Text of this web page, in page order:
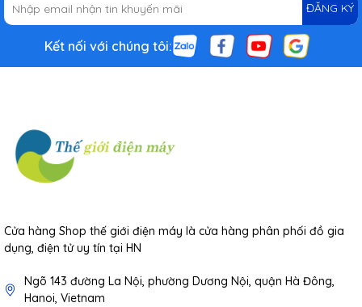
ĐĂNG KÝ
Kết nối với chúng tôi:
Cửa hàng Shop thế giới điện máy là cửa hàng phân phối đồ gia
dụng, điện tử uy tín tại HN
Ngõ 143 đường La Nội, phường Dương Nội, quận Hà Đông,
Hanoi, Vietnam